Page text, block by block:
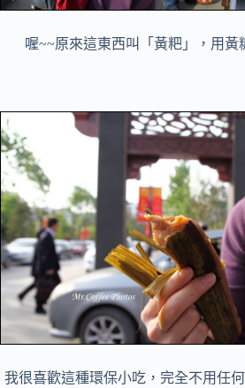
喔~~原來這東西叫「黃粑」，用黃
我很喜歡這種環保小吃，完全不用任